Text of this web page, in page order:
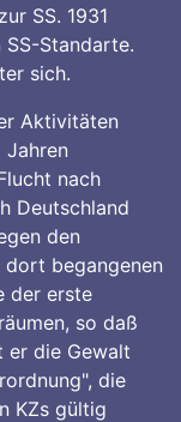
SS. 1931
SS-Standarte.
sich.
Aktivitäten
nach
Deutschland
den
dort begangenen
der erste
so daß
er die Gewalt
die
KZs gültig